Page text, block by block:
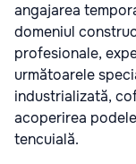
angajarea
domeniul
profesionale,
următoarele
industrializată,
acoperirea
tencuială.